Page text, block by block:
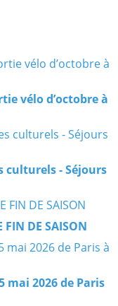
vélo d’octobre à
culturels - Séjours
FIN DE SAISON
2026 de Paris